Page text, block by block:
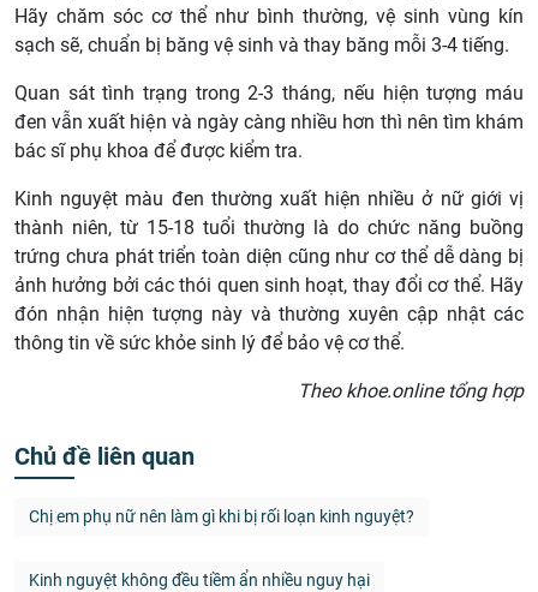
Hãy chăm sóc cơ thể như bình thường, vệ sinh vùng kín
sạch sẽ, chuẩn bị băng vệ sinh và thay băng mỗi 3-4 tiếng.
Quan sát tình trạng trong 2-3 tháng, nếu hiện tượng máu
đen vẫn xuất hiện và ngày càng nhiều hơn thì nên tìm khám
bác sĩ phụ khoa để được kiểm tra.
Kinh nguyệt màu đen thường xuất hiện nhiều ở nữ giới vị
thành niên, từ 15-18 tuổi thường là do chức năng buồng
trứng chưa phát triển toàn diện cũng như cơ thể dễ dàng bị
ảnh hưởng bởi các thói quen sinh hoạt, thay đổi cơ thể. Hãy
đón nhận hiện tượng này và thường xuyên cập nhật các
thông tin về sức khỏe sinh lý để bảo vệ cơ thể.
Theo khoe.online tổng hợp
Chủ đề liên quan
Chị em phụ nữ nên làm gì khi bị rối loạn kinh nguyệt?
Kinh nguyệt không đều tiềm ẩn nhiều nguy hại